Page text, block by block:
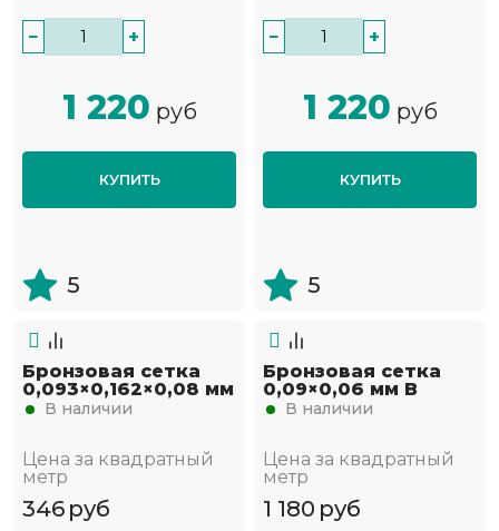
− +
1 220 руб
КУПИТЬ
5
− +
1 220 руб
КУПИТЬ
5
Бронзовая сетка
0,093×0,162×0,08 мм
В наличии
Цена за квадратный
метр
346 руб
Бронзовая сетка
0,09×0,06 мм В
В наличии
Цена за квадратный
метр
1 180 руб